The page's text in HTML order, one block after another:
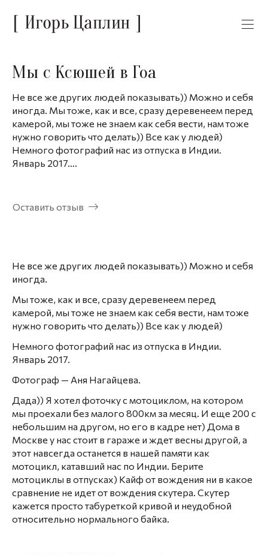
Мы с Ксюшей в Гоа
Не все же других людей показывать)) Можно и себя
иногда. Мы тоже, как и все, сразу деревенеем перед
камерой, мы тоже не знаем как себя вести, нам тоже
нужно говорить что делать)) Все как у людей)
Немного фотографий нас из отпуска в Индии.
Январь 2017….
Оставить отзыв
Не все же других людей показывать)) Можно и себя
иногда.
Мы тоже, как и все, сразу деревенеем перед
камерой, мы тоже не знаем как себя вести, нам тоже
нужно говорить что делать)) Все как у людей)
Немного фотографий нас из отпуска в Индии.
Январь 2017.
Фотограф — Аня Нагайцева.
Дада)) Я хотел фоточку с мотоциклом, на котором
мы проехали без малого 800км за месяц. И еще 200 с
небольшим на другом, но его в кадре нет) Дома в
Москве у нас стоит в гараже и ждет весны другой, а
этот навсегда останется в нашей памяти как
мотоцикл, катавший нас по Индии. Берите
мотоциклы в отпусках) Кайф от вождения ни в какое
сравнение не идет от вождения скутера. Скутер
кажется просто табуреткой кривой и неудобной
относительно нормального байка.